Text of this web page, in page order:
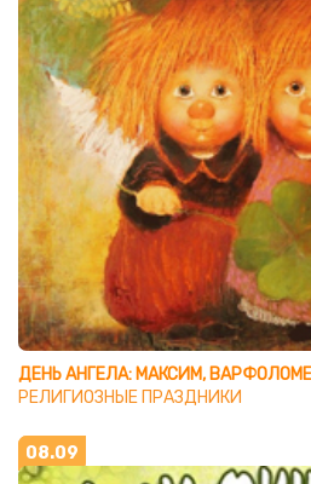
ДЕНЬ АНГЕЛА: МАКСИМ,
РЕЛИГИОЗНЫЕ ПРАЗДНИКИ
08.09